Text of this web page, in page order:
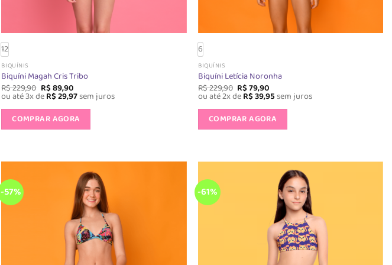
12
BIQUÍNIS
Biquíni Magah Cris Tribo
R$229,90 O
preço
original
era:
R$ 229,90.
R$89,90O
preço
é:
R$ 89,90.
ou até 3x deR$29,97sem juros
COMPRAR AGORA
variantes.
As
opções
podem
ser
escolhidas
na
página
6
BIQUÍNIS
Biquíni Letícia Noronha
R$229,90 O
preço
original
era:
R$ 229,90.
R$79,90
preço
é:
R$ 79,90.
ou até 2x deR$39,95 sem juros
COMPRAR AGORA
variantes.
As
opções
podem
ser
escolhidas
na
página
-57% -61%